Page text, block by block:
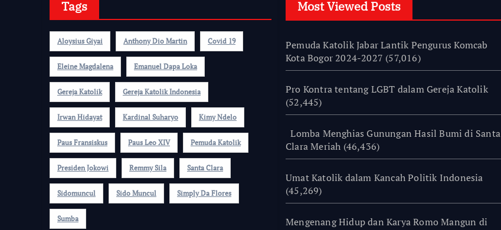
Tags
Aloysius Giyai Anthony Dio Martin Covid 19
Eleine Magdalena Emanuel Dapa Loka
Gereja Katolik Gereja Katolik Indonesia
Irwan Hidayat Kardinal Suharyo Kimy Ndelo
Paus Fransiskus Paus Leo XIV Pemuda Katolik
Presiden Jokowi Remmy Sila Santa Clara
Sidomuncul Sido Muncul Simply Da Flores
Sumba
Most Viewed Posts
Pemuda Katolik Jabar Lantik Pengurus Komcab
Kota Bogor 2024-2027 (57,016)
Pro Kontra tentang LGBT dalam Gereja Katolik
(52,445)
Lomba Menghias Gunungan Hasil Bumi di Santa
Clara Meriah (46,436)
Umat Katolik dalam Kancah Politik Indonesia
(45,269)
Mengenang Hidup dan Karya Romo Mangun di